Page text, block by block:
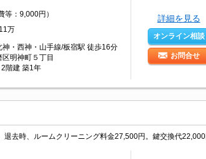
等：9,000円）
11万
神・西神・山手線/板宿駅 徒歩16分
明神町５丁目
2階建 築1年
詳細を見る
オンライン相談
お問合せ